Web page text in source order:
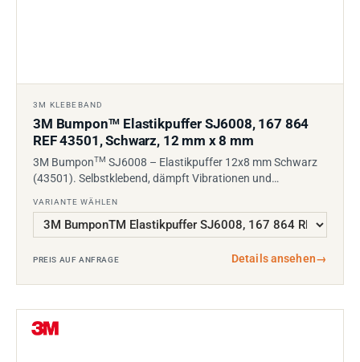
3M KLEBEBAND
3M BumponTM Elastikpuffer SJ6008, 167 864
REF 43501, Schwarz, 12 mm x 8 mm
3M BumponTM SJ6008 – Elastikpuffer 12x8 mm Schwarz
(43501). Selbstklebend, dämpft Vibrationen und…
VARIANTE WÄHLEN
PREIS AUF ANFRAGE Details ansehen→